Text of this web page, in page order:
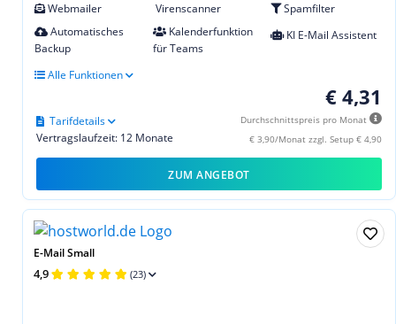
Webmailer Virenscanner
Spamfilter
Automatisches
Backup
Kalenderfunktion
für Teams
KI E-Mail Assistent
Alle Funktionen
€ 4,31
Durchschnittspreis pro Monat
€ 3,90/Monat zzgl. Setup € 4,90
Vertragslaufzeit: 12 Monate
Tarifdetails
ZUM ANGEBOT
E-Mail Small
4,9 (23)